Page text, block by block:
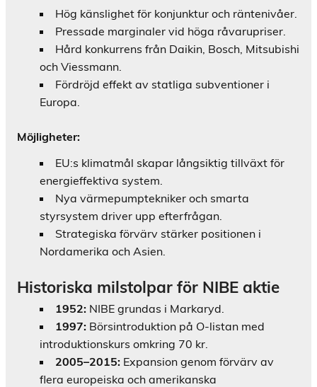
Hög känslighet för konjunktur och räntenivåer.
Pressade marginaler vid höga råvarupriser.
Hård konkurrens från Daikin, Bosch, Mitsubishi
och Viessmann.
Fördröjd effekt av statliga subventioner i
Europa.
Möjligheter:
EU:s klimatmål skapar långsiktig tillväxt för
energieffektiva system.
Nya värmepumptekniker och smarta
styrsystem driver upp efterfrågan.
Strategiska förvärv stärker positionen i
Nordamerika och Asien.
Historiska milstolpar för NIBE aktie
1952: NIBE grundas i Markaryd.
1997: Börsintroduktion på O-listan med
introduktionskurs omkring 70 kr.
2005–2015: Expansion genom förvärv av
flera europeiska och amerikanska